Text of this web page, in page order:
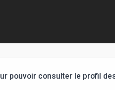
pouvoir consulter le profil